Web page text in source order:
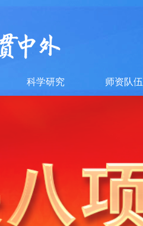
科学研究 师资队伍